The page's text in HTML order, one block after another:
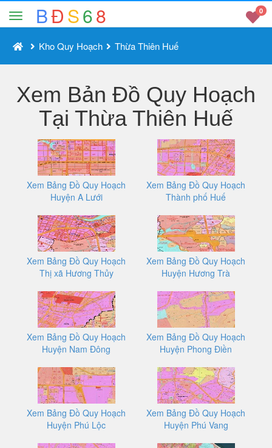
BĐS68 0
Kho Quy Hoạch Thừa Thiên Huế
Xem Bản Đồ Quy Hoạch
Tại Thừa Thiên Huế
Xem Bảng Đồ Quy Hoạch
Huyện A Lưới
Xem Bảng Đồ Quy Hoạch
Thành phố Huế
Xem Bảng Đồ Quy Hoạch
Thị xã Hương Thủy
Xem Bảng Đồ Quy Hoạch
Huyện Hương Trà
Xem Bảng Đồ Quy Hoạch
Huyện Nam Đông
Xem Bảng Đồ Quy Hoạch
Huyện Phong Điền
Xem Bảng Đồ Quy Hoạch
Huyện Phú Lộc
Xem Bảng Đồ Quy Hoạch
Huyện Phú Vang